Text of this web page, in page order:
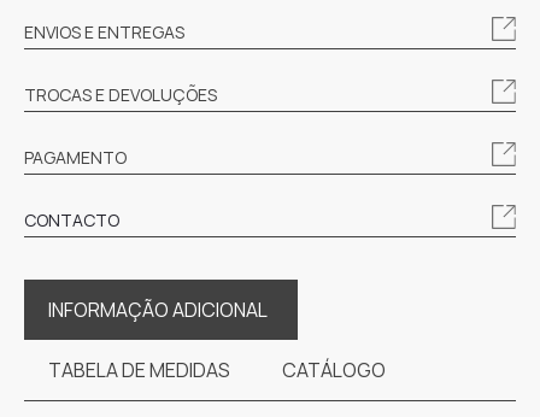
ENVIOS E ENTREGAS
TROCAS E DEVOLUÇÕES
PAGAMENTO
CONTACTO
INFORMAÇÃO ADICIONAL
TABELA DE MEDIDAS CATÁLOGO